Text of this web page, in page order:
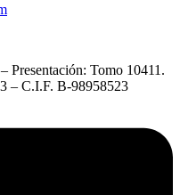
Presentación: Tomo 10411.
– C.I.F. B-98958523